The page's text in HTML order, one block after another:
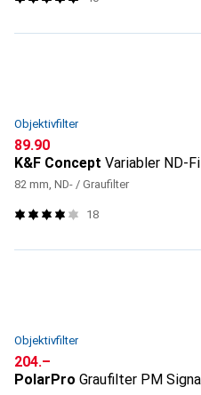
Objektivfilter
CHF
89.90
K&F Concept Variabler ND-
82 mm, ND- / Graufilter
18
Objektivfilter
CHF
204.–
PolarPro Graufilter PM